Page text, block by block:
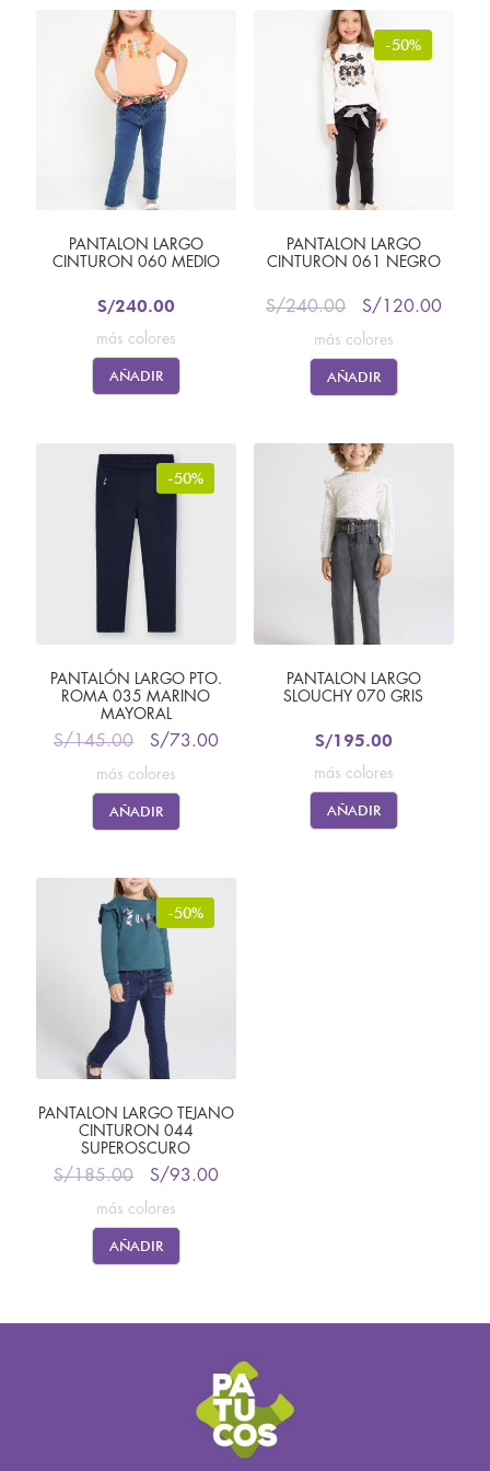
PANTALON LARGO
CINTURON 060 MEDIO
S/240.00
más colores
AÑADIR
-50%
PANTALON LARGO
CINTURON 061 NEGRO
S/240.00 S/ 120.00
más colores
AÑADIR
-50%
PANTALÓN LARGO PTO.
ROMA 035 MARINO
MAYORAL
S/145.00 S/73.00
más colores
AÑADIR
PANTALON LARGO
SLOUCHY 070 GRIS
S/195.00
más colores
AÑADIR
-50%
PANTALON LARGO TEJANO
CINTURON 044
SUPEROSCURO
S/185.00 S/93.00
más colores
AÑADIR